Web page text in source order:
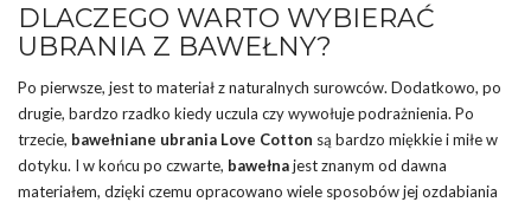
DLACZEGO WARTO WYBIERAĆ
UBRANIA Z BAWEŁNY?
Po pierwsze, jest to materiał z naturalnych surowców. Dodatkowo, po
drugie, bardzo rzadko kiedy uczula czy wywołuje podrażnienia. Po
trzecie, bawełniane ubrania Love Cotton są bardzo miękkie i miłe w
dotyku. I w końcu po czwarte, bawełnajest znanym od dawna
materiałem, dzięki czemu opracowano wiele sposobów jej ozdabiania